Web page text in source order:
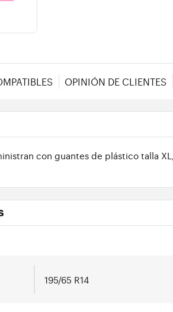
OPINIÓN DE CLIENTES
con guantes de plástico talla
195/65 R14